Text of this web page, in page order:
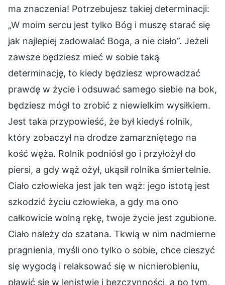
ma znaczenia! Potrzebujesz takiej determinacji:
„W moim sercu jest tylko Bóg i muszę starać się
jak najlepiej zadowalać Boga, a nie ciało”. Jeżeli
zawsze będziesz mieć w sobie taką
determinację, to kiedy będziesz wprowadzać
prawdę w życie i odsuwać samego siebie na bok,
będziesz mógł to zrobić z niewielkim wysiłkiem.
Jest taka przypowieść, że był kiedyś rolnik,
który zobaczył na drodze zamarzniętego na
kość węża. Rolnik podniósł go i przyłożył do
piersi, a gdy wąż ożył, ukąsił rolnika śmiertelnie.
Ciało człowieka jest jak ten wąż: jego istotą jest
szkodzić życiu człowieka, a gdy ma ono
całkowicie wolną rękę, twoje życie jest zgubione.
Ciało należy do szatana. Tkwią w nim nadmierne
pragnienia, myśli ono tylko o sobie, chce cieszyć
się wygodą i relaksować się w nicnierobieniu,
pławić się w lenistwie i bezczynności, a po tym,